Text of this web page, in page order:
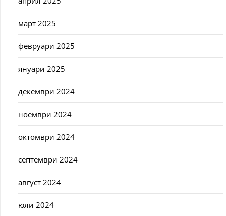
март 2025
февруари 2025
януари 2025
декември 2024
ноември 2024
октомври 2024
септември 2024
август 2024
юли 2024